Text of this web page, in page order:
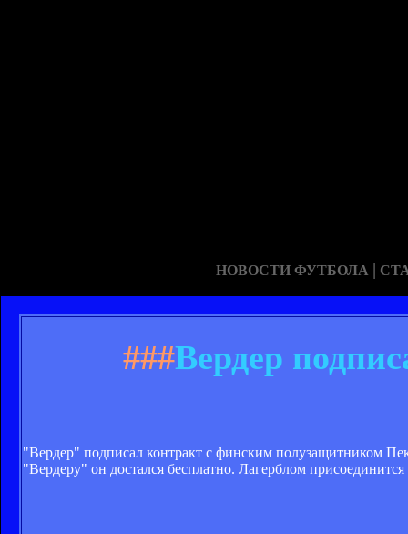
НОВОСТИ ФУТБОЛА |
###Вердер
"Вердер" подписал контракт с финским полузащитником
"Вердеру" он достался бесплатно. Лагерблом